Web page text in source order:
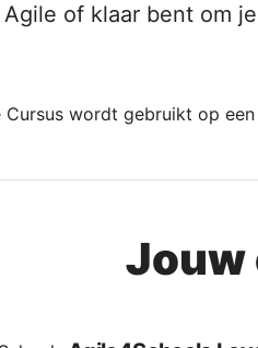
Agile of klaar bent om